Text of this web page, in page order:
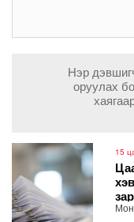
Нэр
оруулах
15